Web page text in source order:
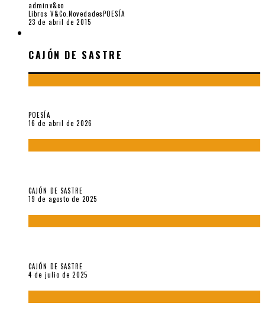
adminv&co
Libros V&Co.NovedadesPOESÍA
23 de abril de 2015
CAJÓN DE SASTRE
POESÍA
16 de abril de 2026
CAJÓN DE SASTRE
19 de agosto de 2025
CAJÓN DE SASTRE
4 de julio de 2025